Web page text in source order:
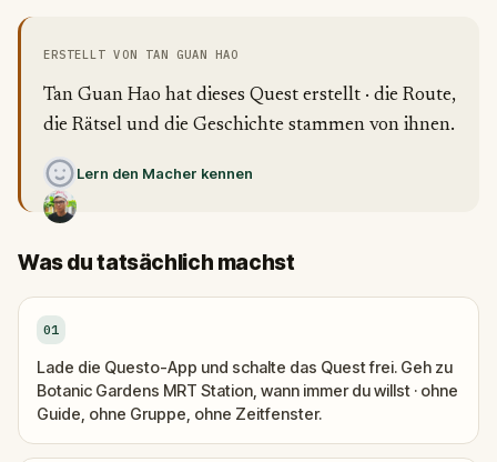
ERSTELLT VON TAN GUAN HAO
Tan Guan Hao hat dieses Quest erstellt · die Route,
die Rätsel und die Geschichte stammen von ihnen.
Lern den Macher kennen
Was du tatsächlich machst
01
Lade die Questo-App und schalte das Quest frei. Geh zu
Botanic Gardens MRT Station, wann immer du willst · ohne
Guide, ohne Gruppe, ohne Zeitfenster.